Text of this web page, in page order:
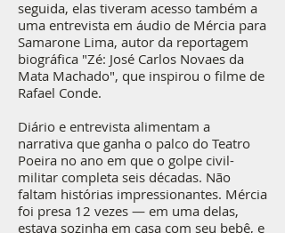
seguida, elas tiveram acesso também a
uma entrevista em áudio de Mércia para
Samarone Lima, autor da reportagem
biográfica "Zé: José Carlos Novaes da
Mata Machado", que inspirou o filme de
Rafael Conde.
Diário e entrevista alimentam a
narrativa que ganha o palco do Teatro
Poeira no ano em que o golpe civil-
militar completa seis décadas. Não
faltam histórias impressionantes. Mércia
foi presa 12 vezes — em uma delas,
estava sozinha em casa com seu bebê, e